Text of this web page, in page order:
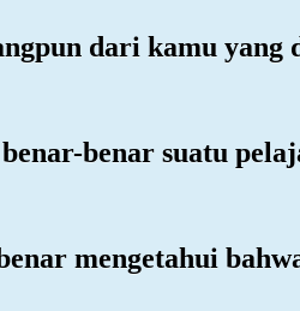
dari kamu
benar suatu
mengetahui